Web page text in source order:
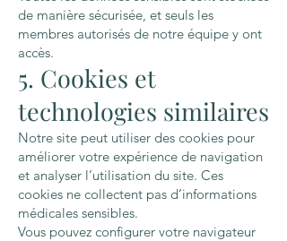
de manière sécurisée, et seuls les
membres autorisés de notre équipe y ont
accès.
5. Cookies et
technologies similaires
Notre site peut utiliser des cookies pour
améliorer votre expérience de navigation
et analyser l’utilisation du site. Ces
cookies ne collectent pas d’informations
médicales sensibles.
Vous pouvez configurer votre navigateur